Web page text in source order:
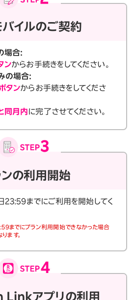
イルのご契約
場合:
ンからお手続きをしてください。
の場合:
タンからお手続きをしてくださ
同月内に完了させてください。
の利用開始
23:59までにご利用を開始してく
までにプラン利用開始できなかった場合
ます。
アプリの利用